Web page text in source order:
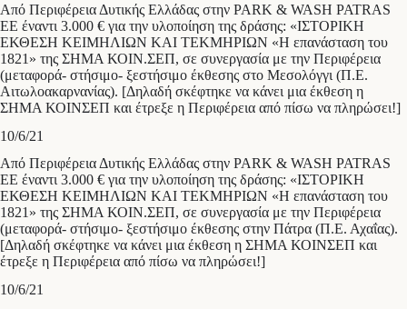
Από Περιφέρεια Δυτικής Ελλάδας στην PARK & WASH PATRAS
ΕΕ έναντι 3.000 € για την υλοποίηση της δράσης: «ΙΣΤΟΡΙΚΗ
ΕΚΘΕΣΗ ΚΕΙΜΗΛΙΩΝ ΚΑΙ ΤΕΚΜΗΡΙΩΝ «Η επανάσταση του
1821» της ΣΗΜΑ ΚΟΙΝ.ΣΕΠ, σε συνεργασία με την Περιφέρεια
(μεταφορά- στήσιμο- ξεστήσιμο έκθεσης στο Μεσολόγγι (Π.Ε.
Αιτωλοακαρνανίας). [Δηλαδή σκέφτηκε να κάνει μια έκθεση η
ΣΗΜΑ ΚΟΙΝΣΕΠ και έτρεξε η Περιφέρεια από πίσω να πληρώσει!]
10/6/21
Από Περιφέρεια Δυτικής Ελλάδας στην PARK & WASH PATRAS
ΕΕ έναντι 3.000 € για την υλοποίηση της δράσης: «ΙΣΤΟΡΙΚΗ
ΕΚΘΕΣΗ ΚΕΙΜΗΛΙΩΝ ΚΑΙ ΤΕΚΜΗΡΙΩΝ «Η επανάσταση του
1821» της ΣΗΜΑ ΚΟΙΝ.ΣΕΠ, σε συνεργασία με την Περιφέρεια
(μεταφορά- στήσιμο- ξεστήσιμο έκθεσης στην Πάτρα (Π.Ε. Αχαΐας).
[Δηλαδή σκέφτηκε να κάνει μια έκθεση η ΣΗΜΑ ΚΟΙΝΣΕΠ και
έτρεξε η Περιφέρεια από πίσω να πληρώσει!]
10/6/21